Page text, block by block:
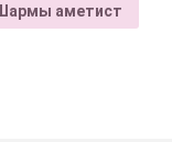
аметист